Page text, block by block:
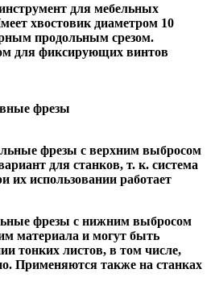
для мебельных
хвостовик диаметром 10
продольным срезом.
для фиксирующих винтов
фрезы
фрезы с верхним выбросом
для станков, т. к. система
их использовании работает
фрезы с нижним выбросом
материала и могут быть
тонких листов, в том числе,
Применяются также на станках